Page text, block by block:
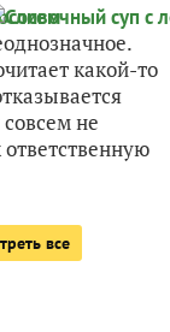
какой-то
не
все